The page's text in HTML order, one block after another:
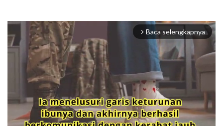
arrow_forward_ios Baca selengkapnya